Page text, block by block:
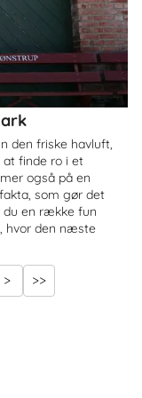
den friske havluft,
finde ro i et
også på en
som gør det
du en række fun
hvor den næste
> >>